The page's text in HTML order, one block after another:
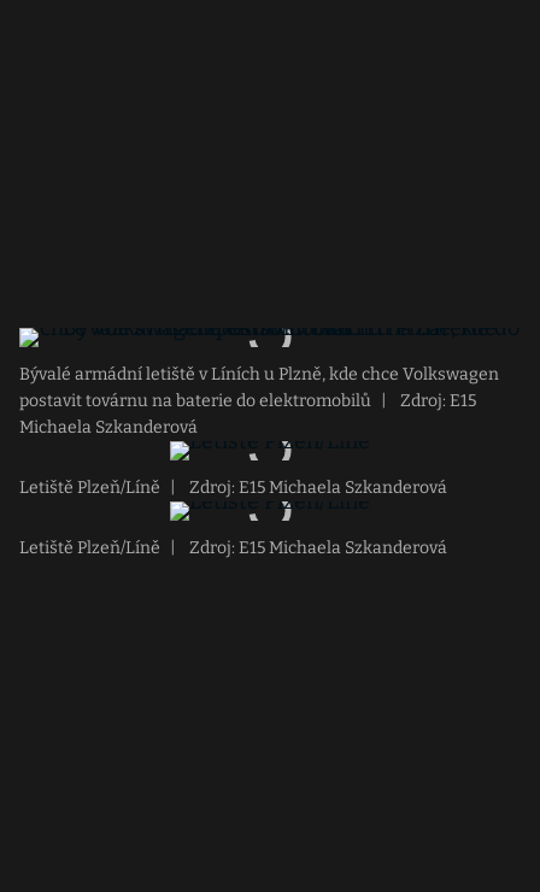
Bývalé armádní letiště v Líních u Plzně, kde chce Volkswagen
postavit továrnu na baterie do elektromobilů
Zdroj: E15
Michaela Szkanderová
Letiště Plzeň/Líně Zdroj: E15 Michaela Szkanderová
Letiště Plzeň/Líně Zdroj: E15 Michaela Szkanderová